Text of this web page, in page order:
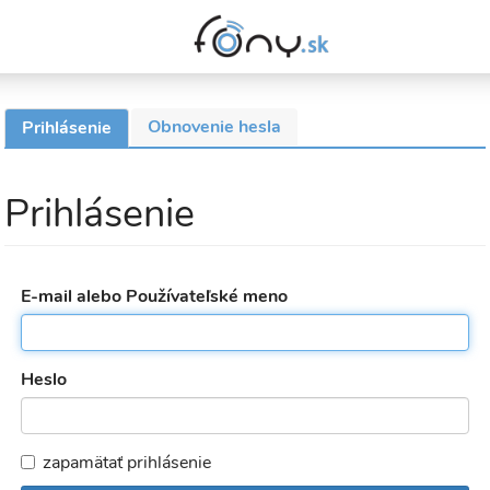
Primárne
Prihlásenie (aktívna
karta)
Obnovenie hesla
Prihlásenie
E-mail alebo Používateľské meno
Heslo
zapamätať prihlásenie